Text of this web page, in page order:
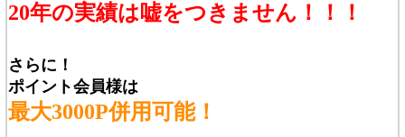
20年の実績は嘘をつきません！！！
さらに！
ポイント会員様は
最大3000P併用可能！